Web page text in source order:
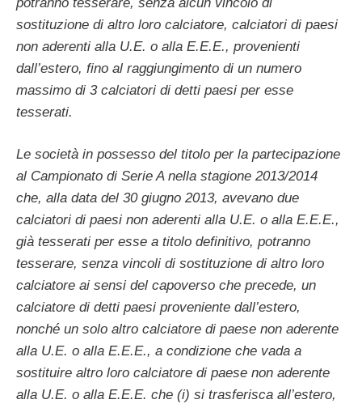
sostituzione di altro loro calciatore, calciatori di paesi
non aderenti alla U.E. o alla E.E.E., provenienti
dall’estero, fino al raggiungimento di un numero
massimo di 3 calciatori di detti paesi per esse
tesserati.
Le società in possesso del titolo per la partecipazione
al Campionato di Serie A nella stagione 2013/2014
che, alla data del 30 giugno 2013, avevano due
calciatori di paesi non aderenti alla U.E. o alla E.E.E.,
già tesserati per esse a titolo definitivo, potranno
tesserare, senza vincoli di sostituzione di altro loro
calciatore ai sensi del capoverso che precede, un
calciatore di detti paesi proveniente dall’estero,
nonché un solo altro calciatore di paese non aderente
alla U.E. o alla E.E.E., a condizione che vada a
sostituire altro loro calciatore di paese non aderente
alla U.E. o alla E.E.E. che (i) si trasferisca all’estero,